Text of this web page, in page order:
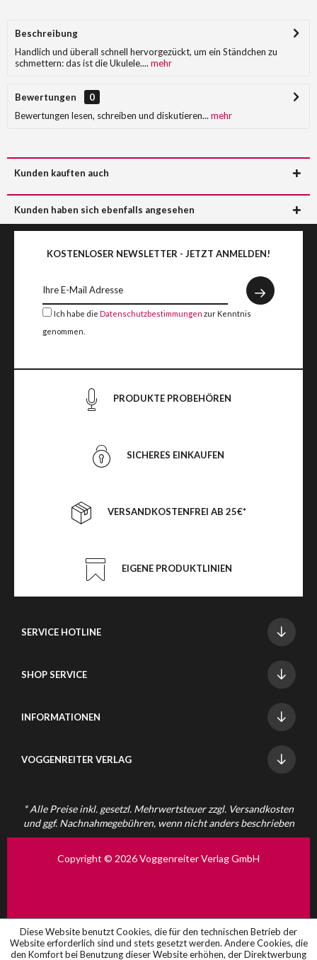
Beschreibung
Handlich und überall schnell hervorgezückt, um ein Ständchen zu
schmettern: das ist die Ukulele.... mehr
Bewertungen
0
Bewertungen lesen, schreiben und diskutieren... mehr
Kunden kauften auch
Kunden haben sich ebenfalls angesehen
KOSTENLOSER NEWSLETTER - JETZT ANMELDEN!
Ich habe die Datenschutzbestimmungen zur Kenntnis
genommen.
PRODUKTE PROBEHÖREN
SICHERES EINKAUFEN
VERSANDKOSTENFREI AB 25€*
EIGENE PRODUKTLINIEN
SERVICE HOTLINE
SHOP SERVICE
INFORMATIONEN
VOGGENREITER VERLAG
* Alle Preise inkl. gesetzl. Mehrwertsteuer zzgl. Versandkosten
und ggf. Nachnahmegebühren, wenn nicht anders beschrieben
Copyright © 2026 Voggenreiter Verlag GmbH
Diese Website benutzt Cookies, die für den technischen Betrieb der
Website erforderlich sind und stets gesetzt werden. Andere Cookies, die
den Komfort bei Benutzung dieser Website erhöhen, der Direktwerbung